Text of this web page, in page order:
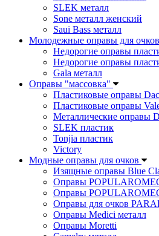
SLEK металл
Sone металл женский
Saui Bass металл
Молодежные оправы для очков
Недорогие оправы
Недорогие оправы
Gala металл
Оправы "массовка"
Пластиковые оправы
Пластиковые оправы
Металлические оправы
SLEK пластик
Tonjia пластик
Victory
Модные оправы для очков
Изящные оправы Blue
Оправы
Оправы
Оправы для очков
Оправы Medici металл
Оправы Moretti